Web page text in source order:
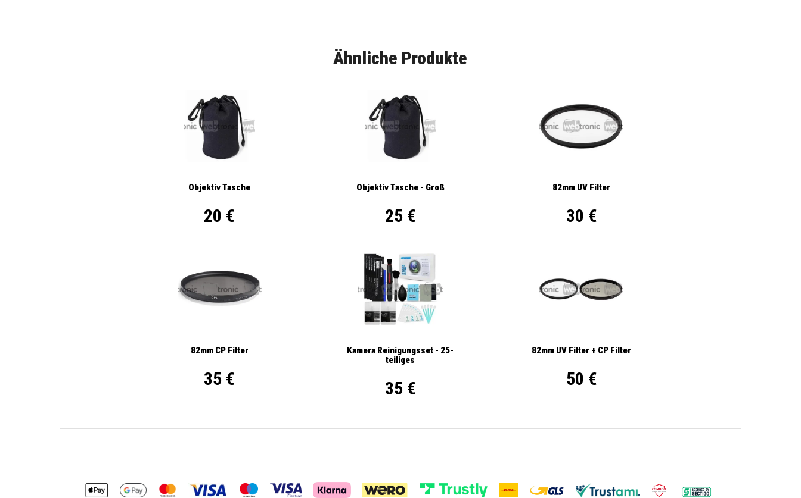
Ähnliche Produkte
Objektiv Tasche
20 €
Objektiv Tasche - Groß
25 €
82mm UV Filter
30 €
82mm CP Filter
35 €
Kamera Reinigungsset - 25-
teiliges
35 €
82mm UV Filter + CP Filter
50 €